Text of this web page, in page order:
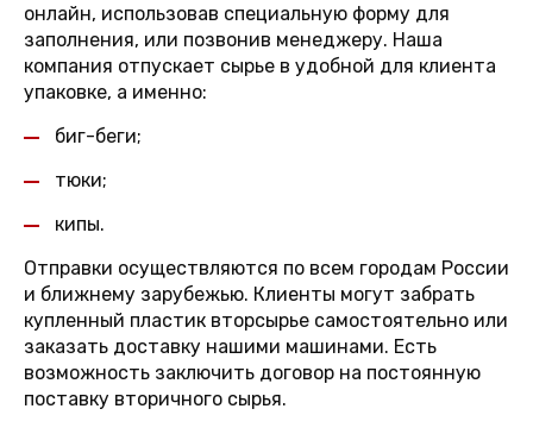
онлайн, использовав специальную форму для
заполнения, или позвонив менеджеру. Наша
компания отпускает сырье в удобной для клиента
упаковке, а именно:
биг-беги;
тюки;
кипы.
Отправки осуществляются по всем городам России
и ближнему зарубежью. Клиенты могут забрать
купленный пластик вторсырье самостоятельно или
заказать доставку нашими машинами. Есть
возможность заключить договор на постоянную
поставку вторичного сырья.